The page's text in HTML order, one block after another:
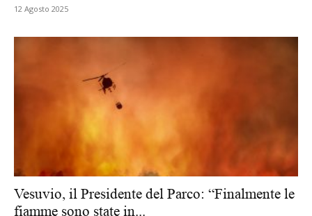
12 Agosto 2025
Vesuvio, il Presidente del Parco: “Finalmente le
fiamme sono state in...